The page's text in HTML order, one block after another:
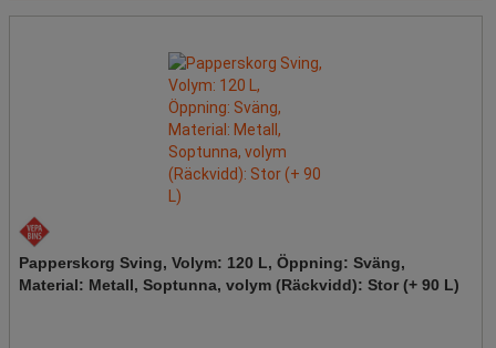
Papperskorg Sving, Volym: 120 L, Öppning: Sväng,
Material: Metall, Soptunna, volym (Räckvidd): Stor (+ 90 L)